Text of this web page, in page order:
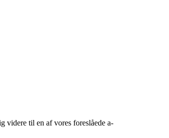
videre til en af vores foreslåede a-